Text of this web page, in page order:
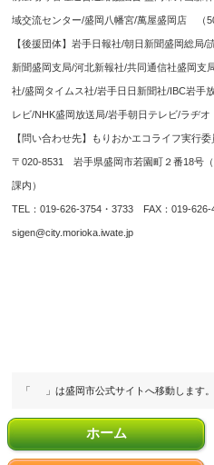
ホーム
域交流センター/盛岡八幡宮/萬屋盛岡店 （50
【後援団体】岩手日報社/朝日新聞盛岡総局
新聞盛岡支局/河北新報社/共同通信社盛岡支
社/盛岡タイムス社/岩手日日新聞社/IBC岩手
レビ/NHK盛岡放送局/岩手朝日テレビ/ラヂオ
【問い合わせ先】もりおかエコライフ実行
〒020-8531 岩手県盛岡市若園町２番18号
課内）
TEL：019-626-3754・3733 FAX：019-626-
sigen@city.morioka.iwate.jp
「 」は盛岡市公式サイトへ移動します。